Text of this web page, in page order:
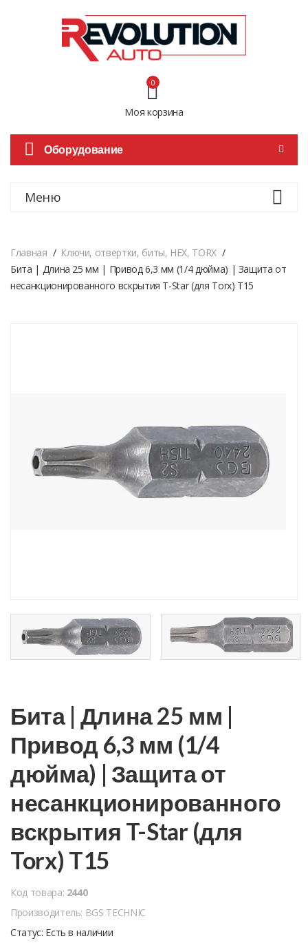
Моя корзина
0
Оборудование
Меню
Главная
Ключи, отвертки, биты, HEX, TORX
Бита | Длина 25 мм | Привод 6,3 мм (1/4 дюйма) | Защита от
несанкционированного вскрытия T-Star (для Torx) T15
Бита | Длина 25 мм |
Привод 6,3 мм (1/4
дюйма) | Защита от
несанкционированного
вскрытия T-Star (для
Torx) T15
Код товара: 2440
Производитель: BGS TECHNIC
Статус: Есть в наличии